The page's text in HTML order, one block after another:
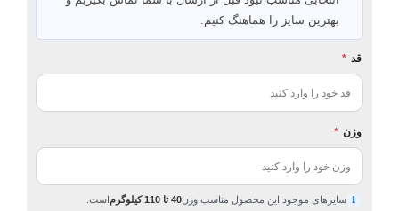
بهترین سایز را هماهنگ کنیم.
قد *
وزن *
ℹ سایزهای موجود این محصول مناسب وزن40 تا 110 کیلوگرم است.